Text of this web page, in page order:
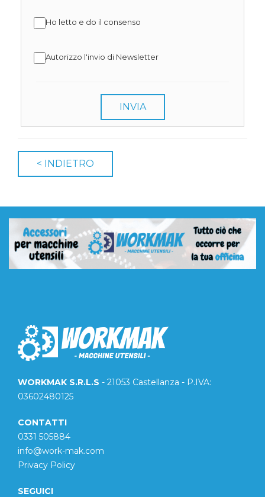
Ho letto e do il consenso
Autorizzo l'invio di Newsletter
INVIA
WORKMAK S.R.L.S - 21053 Castellanza - P.IVA:
03602480125
CONTATTI
0331 505884
info@work-mak.com
Privacy Policy
SEGUICI